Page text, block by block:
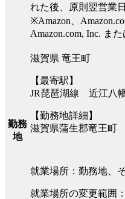
れた後、原則翌営業
※Amazon、
Amazon.com, Inc. ま
勤務
地
滋賀県 竜王町
【最寄駅】
JR琵琶湖線 近江八
【勤務地詳細】
滋賀県蒲生郡竜王町
就業場所：勤務地、
就業場所の変更範囲